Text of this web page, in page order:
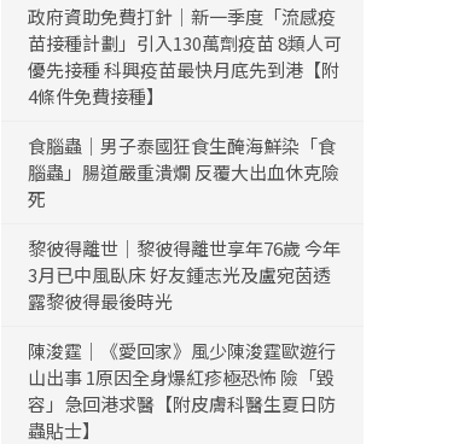
政府資助免費打針｜新一季度「流感疫
苗接種計劃」引入130萬劑疫苗 8類人可
優先接種 科興疫苗最快月底先到港【附
4條件免費接種】
食腦蟲｜男子泰國狂食生醃海鮮染「食
腦蟲」腸道嚴重潰爛 反覆大出血休克險
死
黎彼得離世｜黎彼得離世享年76歲 今年
3月已中風臥床 好友鍾志光及盧宛茵透
露黎彼得最後時光
陳浚霆｜《愛回家》風少陳浚霆歐遊行
山出事 1原因全身爆紅疹極恐怖 險「毀
容」急回港求醫【附皮膚科醫生夏日防
蟲貼士】